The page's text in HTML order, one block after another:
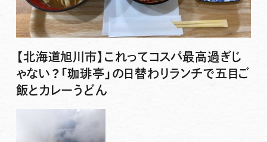
【北海道旭川市】これってコスパ最高過ぎじ
ゃない？「珈琲亭」の日替わりランチで五目ご
飯とカレーうどん